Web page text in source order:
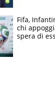
Fifa,
chi
spera di